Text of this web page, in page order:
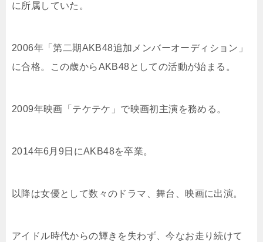
に所属していた。
2006年「第二期AKB48追加メンバーオーディション」
に合格。この歳からAKB48としての活動が始まる。
2009年映画「テケテケ」で映画初主演を務める。
2014年6月9日にAKB48を卒業。
以降は女優として数々のドラマ、舞台、映画に出演。
アイドル時代からの輝きを失わず、今なお走り続けて